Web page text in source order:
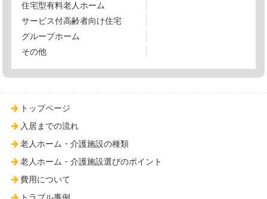
住宅型有料老人ホーム
サービス付高齢者向け住宅
グループホーム
その他
トップページ
入居までの流れ
老人ホーム・介護施設の種類
老人ホーム・介護施設選びのポイント
費用について